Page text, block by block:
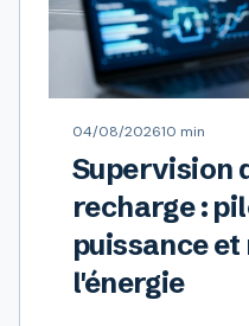
04/08/202610 min
Supervision
recharge :
puissance
l'énergie